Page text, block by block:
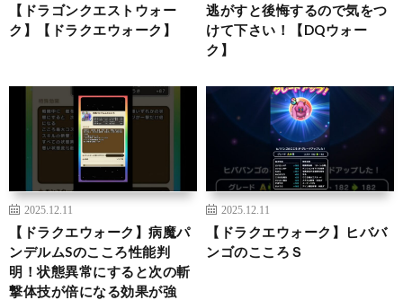
【ドラゴンクエストウォー
ク】【ドラクエウォーク】
逃がすと後悔するので気をつ
けて下さい！【DQウォー
ク】
2025.12.11
【ドラクエウォーク】病魔パ
ンデルムSのこころ性能判
明！状態異常にすると次の斬
撃体技が倍になる効果が強
2025.12.11
【ドラクエウォーク】ヒババ
ンゴのこころＳ